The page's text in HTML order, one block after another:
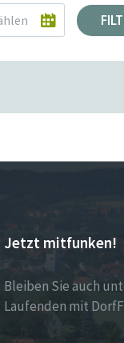
Jetzt mitfunken!
Bleiben Sie auch
Laufenden mit